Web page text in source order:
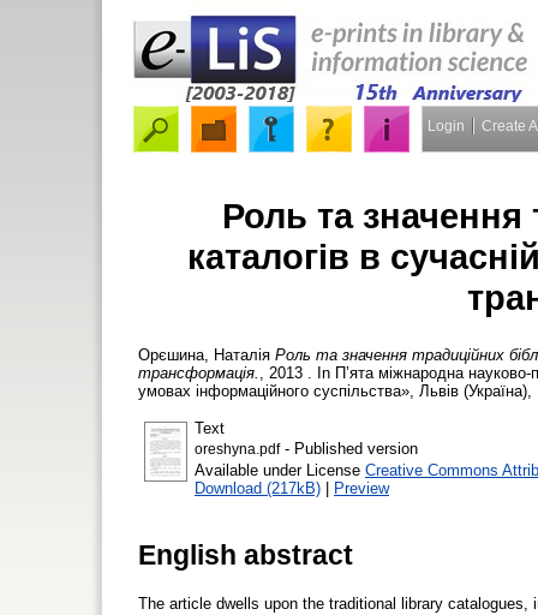
Login Create
Роль та значення
каталогів в
Орєшина, Наталія Роль та значення традиційних
трансформація.
, 2013 . In П’ята міжнародна науково-
умовах інформаційного суспільства», Львів
Text
oreshyna.pdf- Published version
Available under License Creative Commons
Download (217kB) | Preview
English abstract
The article dwells upon the traditional library